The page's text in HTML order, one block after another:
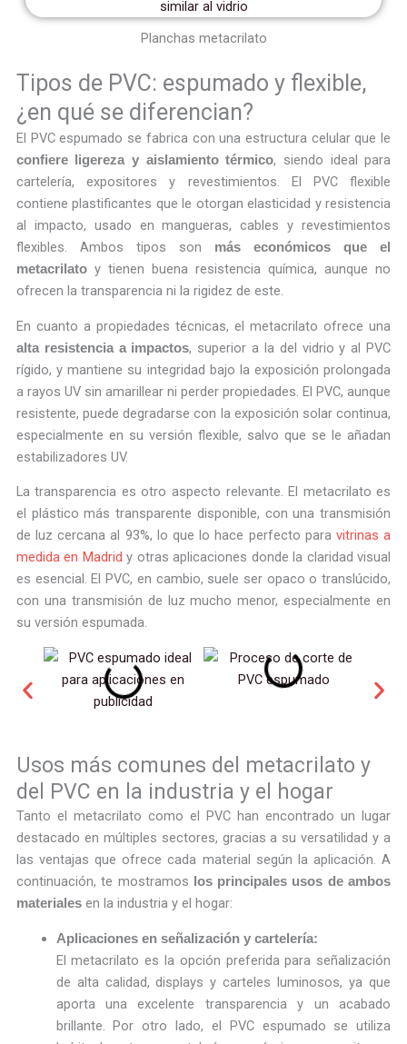
Planchas metacrilato
Tipos de PVC: espumado y flexible,
¿en qué se diferencian?
El PVC espumado se fabrica con una estructura celular que le
confiere ligereza y aislamiento térmico, siendo ideal para
cartelería, expositores y revestimientos. El PVC flexible
contiene plastificantes que le otorgan elasticidad y resistencia
al impacto, usado en mangueras, cables y revestimientos
flexibles. Ambos tipos son
más económicos que el
metacrilatoy tienen buena resistencia química, aunque no
ofrecen la transparencia ni la rigidez de este.
En cuanto a propiedades técnicas, el metacrilato ofrece una
alta resistencia a impactos, superior a la del vidrio y al PVC
rígido, y mantiene su integridad bajo la exposición prolongada
a rayos UV sin amarillear ni perder propiedades. El PVC, aunque
resistente, puede degradarse con la exposición solar continua,
especialmente en su versión flexible, salvo que se le añadan
estabilizadores UV.
La transparencia es otro aspecto relevante. El metacrilato es
el plástico más transparente disponible, con una transmisión
de luz cercana al 93%, lo que lo hace perfecto para vitrinas a
medida en Madrid y otras aplicaciones donde la claridad visual
es esencial. El PVC, en cambio, suele ser opaco o translúcido,
con una transmisión de luz mucho menor, especialmente en
su versión espumada.
Usos más comunes del metacrilato y
del PVC en la industria y el hogar
Tanto el metacrilato como el PVC han encontrado un lugar
destacado en múltiples sectores, gracias a su versatilidad y a
las ventajas que ofrece cada material según la aplicación. A
continuación, te mostramos
los principales usos de ambos
materialesen la industria y el hogar:
Aplicaciones en señalización y cartelería:
El metacrilato es la opción preferida para señalización
de alta calidad, displays y carteles luminosos, ya que
aporta una excelente transparencia y un acabado
brillante. Por otro lado, el PVC espumado se utiliza